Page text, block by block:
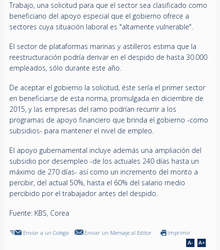
Trabajo, una solicitud para que el sector sea clasificado como
beneficiario del apoyo especial que el gobierno ofrece a
sectores cuya situación laboral es "altamente vulnerable".
El sector de plataformas marinas y astilleros estima que la
reestructuración podría derivar en el despido de hasta 30.000
empleados, sólo durante este año.
De aceptar el gobierno la solicitud, éste sería el primer sector
en beneficiarse de esta norma, promulgada en diciembre de
2015, y las empresas del ramo podrían recurrir a los
programas de apoyo financiero que brinda el gobierno -como
subsidios- para mantener el nivel de empleo.
El apoyo gubernamental incluye además una ampliación del
subsidio por desempleo -de los actuales 240 días hasta un
máximo de 270 días- así como un incremento del monto a
percibir, del actual 50%, hasta el 60% del salario medio
percibido por el trabajador antes del despido.
Fuente: KBS, Corea
Enviar a un Colega Enviar un Mensaje al Editor Imprimir